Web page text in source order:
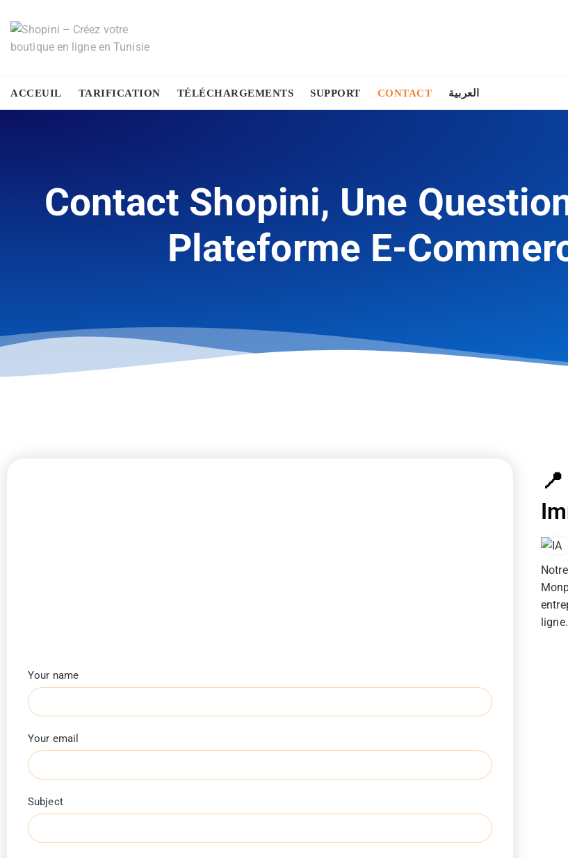
ACCEUIL TARIFICATION TÉLÉCHARGEMENTS SUPPORT CONTACT العربية
Contact Shopini, Une
Plateforme E-
Your name
Your email
Subject
ligne.